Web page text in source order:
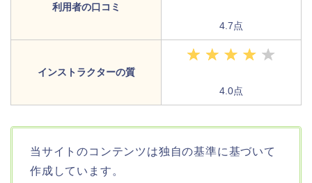
利用者の口コミ
4.7点
インストラクターの質
4.0点
当サイトのコンテンツは独自の基準に基づいて
作成しています。